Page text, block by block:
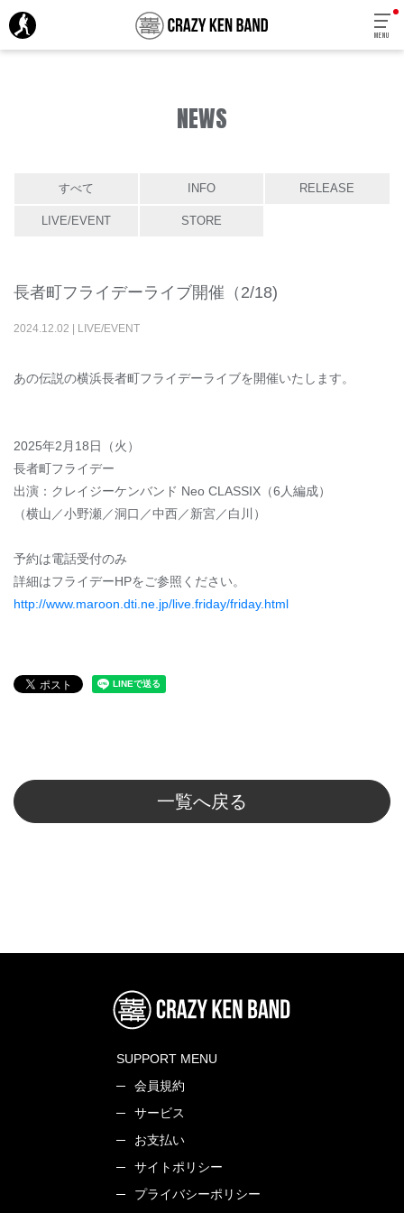
MENU
NEWS
すべて INFO RELEASE
LIVE/EVENT STORE
長者町フライデーライブ開催（2/18)
2024.12.02 LIVE/EVENT
あの伝説の横浜長者町フライデーライブを開催いたします。
2025年2月18日（火）
長者町フライデー
出演：クレイジーケンバンド Neo CLASSIX（6人編成）
（横山／小野瀬／洞口／中西／新宮／白川）
予約は電話受付のみ
詳細はフライデーHPをご参照ください。
http://www.maroon.dti.ne.jp/live.friday/friday.html
一覧へ戻る
SUPPORT MENU
会員規約
サービス
お支払い
サイトポリシー
プライバシーポリシー